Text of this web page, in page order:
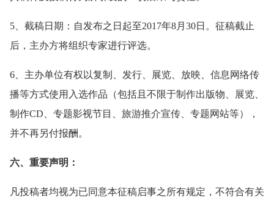
5、截稿日期：自发布之日起至2017年8月30日。征稿截止
后，主办方将组织专家进行评选。
6、主办单位有权以复制、发行、展览、放映、信息网络传
播等方式使用入选作品（包括且不限于制作出版物、展览、
制作CD、专题影视节目、旅游推介宣传、专题网站等），
并不再另付报酬。
六、重要声明：
凡投稿者均视为已同意本征稿启事之所有规定，不符合有关